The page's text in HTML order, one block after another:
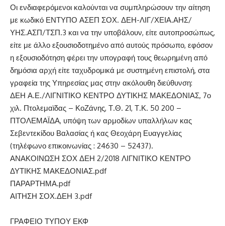
Οι ενδιαφερόμενοι καλούνται να συμπληρώσουν την αίτηση
με κωδικό ΕΝΤΥΠΟ ΑΣΕΠ ΣΟΧ. ΔΕΗ-ΛΙΓ/ΧΕΙΑ.ΑΗΣ/
ΥΗΣ.ΑΣΠ/ΤΣΠ.3 και να την υποβάλουν, είτε αυτοπροσώπως,
είτε με άλλο εξουσιοδοτημένο από αυτούς πρόσωπο, εφόσον
η εξουσιοδότηση φέρει την υπογραφή τους θεωρημένη από
δημόσια αρχή είτε ταχυδρομικά με συστημένη επιστολή, στα
γραφεία της Υπηρεσίας μας στην ακόλουθη διεύθυνση:
ΔΕΗ Α.Ε./ΛΙΓΝΙΤΙΚΟ ΚΕΝΤΡΟ ΔΥΤΙΚΗΣ ΜΑΚΕΔΟΝΙΑΣ, 7ο
χιλ. Πτολεμαϊδας – ΚοΖάνης, Τ.Θ. 21, Τ.Κ. 50 200 –
ΠΤΟΛΕΜΑΪΔΑ, υπόψη των αρμοδίων υπαλλήλων κας
Σεβεντεκίδου Βαλασίας ή κας Θεοχάρη Ευαγγελίας
(τηλέφωνο επικοινωνίας : 24630 – 52437).
ΑΝΑΚΟΙΝΩΣΗ ΣΟΧ ΔΕΗ 2/2018 ΛΙΓΝΙΤΙΚΟ ΚΕΝΤΡΟ
ΔΥΤΙΚΗΣ ΜΑΚΕΔΟΝΙΑΣ.pdf
ΠΑΡΑΡΤΗΜΑ.pdf
ΑΙΤΗΣΗ ΣΟΧ.ΔΕΗ 3.pdf
ΓΡΑΦΕΙΟ ΤΥΠΟΥ ΕΚΦ